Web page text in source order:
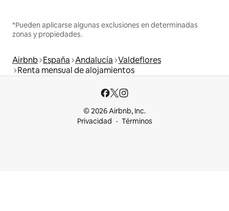
*Pueden aplicarse algunas exclusiones en determinadas
zonas y propiedades.
Airbnb España Andalucía Valdeflores
Renta mensual de alojamientos
© 2026 Airbnb, Inc.
Privacidad
Términos